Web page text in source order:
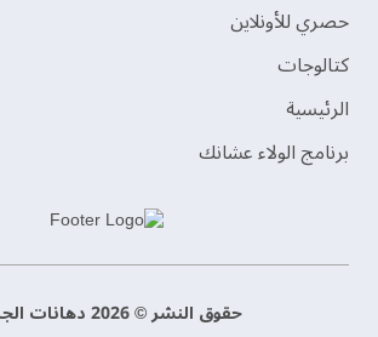
حصري للأونلاين
‫كتالوجات‬
الرئيسية
برنامج الولاء عشانك
حقوق النشر © 2026 دهانات الجزيرة